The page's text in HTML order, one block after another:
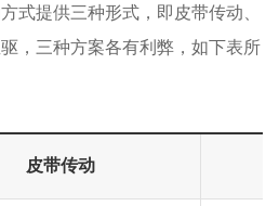
式提供三种形式，即皮带传动、
，三种方案各有利弊，如下表所
皮带传动